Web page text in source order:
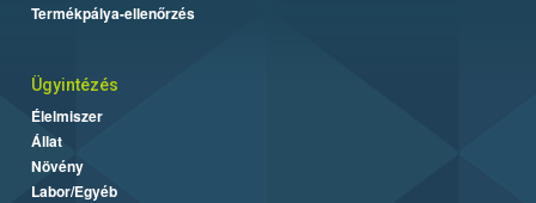
Termékpálya-ellenőrzés
Ügyintézés
Élelmiszer
Állat
Növény
Labor/Egyéb